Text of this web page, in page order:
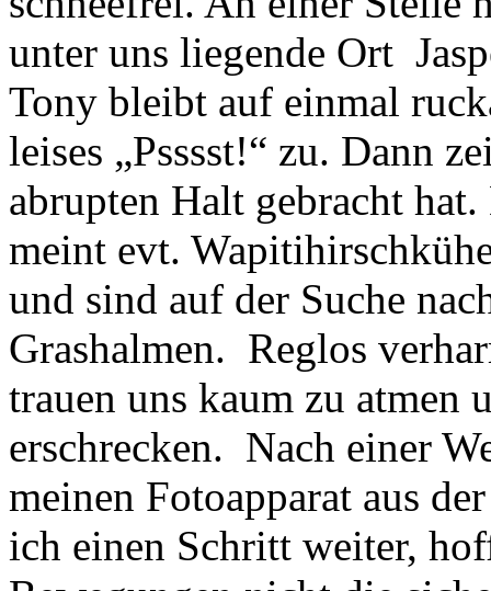
unter uns liegende Ort
Tony bleibt auf einmal
leises „Psssst!“ zu. Dann
abrupten Halt gebracht
meint evt.
und sind auf der Suche
Grashalmen. Reglos
trauen uns kaum zu atmen
erschrecken. Nach einer
meinen Fotoapparat aus
ich einen Schritt weiter,